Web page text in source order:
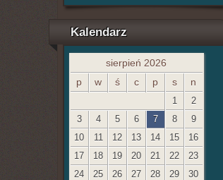
Kalendarz
sierpień 2026
p
w ś c p s n
1
2
3
4 5 6 7 8
9
10
11 12 13 14 15
16
17
18 19 20 21 22
23
24
25 26 27 28 29
30